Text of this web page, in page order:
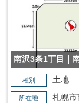
南沢3条1丁目｜
種別 土地
所在地
札幌